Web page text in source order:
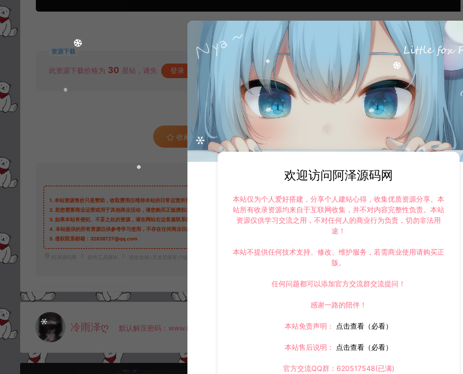
资源下载
此资源下载价格为 30 星钻，请先 登录
收藏 (0) 打赏
1. 本站资源售价只是赞助，收取费用仅维持本站的日常运营所需。
2. 若您需要商业运营或用于其他商业活动，请您购买正版授权并合法使用。
3. 如果本站有侵犯、不妥之处的资源，请在网站右边客服联系我们。将会第一时间解决！
4. 本站提供的所有资源仅供参考学习使用，不存在任何商业目的与商业用途，请大家不要用于商用！
5. 侵权联系邮箱：32838727@qq.com
阿泽源码网 软件工具脚本 摸金迷城+天龙荣耀客户端解密工具+详细视频教程 https://www.lyzwlkj.vip/20325/rjgj/rjgjjb/
冷雨泽ღ 默认解压密码：www.lyzwlkj.vip 复制本文链接
欢迎访问阿泽源码网
本站仅为个人爱好搭建，分享个人建站心得，收集优质资源分享。本
站所有收录资源均来自于互联网收集，并不对内容完整性负责。本站
资源仅供学习交流之用，不对任何人的商业行为负责，切勿非法用
途！
本站不提供任何技术支持、修改、维护服务，若需商业使用请购买正
版。
任何问题都可以添加官方交流群交流提问！
感谢一路的陪伴！
本站免责声明： 点击查看（必看）
本站售后说明： 点击查看（必看）
官方交流QQ群：620517548(已满)